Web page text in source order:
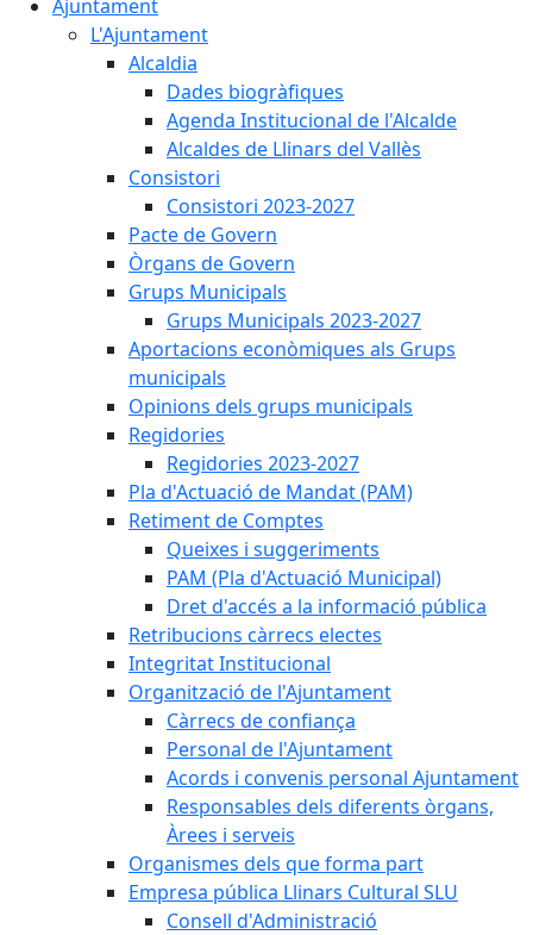
Ajuntament
L'Ajuntament
Alcaldia
Dades biogràfiques
Agenda Institucional de l'Alcalde
Alcaldes de Llinars del Vallès
Consistori
Consistori 2023-2027
Pacte de Govern
Òrgans de Govern
Grups Municipals
Grups Municipals 2023-2027
Aportacions econòmiques als Grups
municipals
Opinions dels grups municipals
Regidories
Regidories 2023-2027
Pla d'Actuació de Mandat (PAM)
Retiment de Comptes
Queixes i suggeriments
PAM (Pla d'Actuació Municipal)
Dret d'accés a la informació pública
Retribucions càrrecs electes
Integritat Institucional
Organització de l'Ajuntament
Càrrecs de confiança
Personal de l'Ajuntament
Acords i convenis personal Ajuntament
Responsables dels diferents òrgans,
Àrees i serveis
Organismes dels que forma part
Empresa pública Llinars Cultural SLU
Consell d'Administració